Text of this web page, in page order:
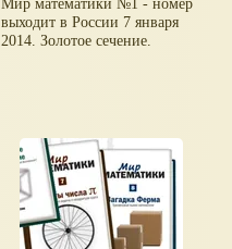
астрономии и философии.
Как и все книги М. Гарднера,
это издание одновременно
Мир математики №1 - номер
выходит в России 7 января
2014. Золотое сечение.